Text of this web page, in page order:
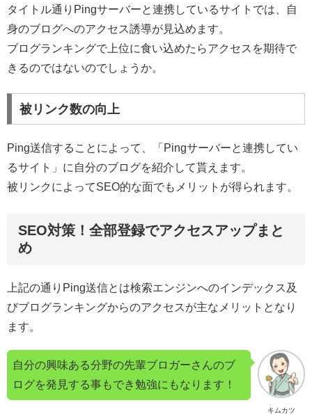
タイトル通りPingサーバーと連携しているサイトでは、自
身のブログへのアクセス誘導が見込めます。
ブログランキングで上位に食い込めたらアクセスを期待で
きるのではないのでしょうか。
被リンク数の向上
Ping送信することによって、「Pingサーバーと連携してい
るサイト」に自分のブログを紹介して貰えます。
被リンクによってSEO的な面でもメリットが得られます。
SEO対策！全部登録でアクセスアップまと
め
上記の通りPing送信とは検索エンジンへのインデックス及
びブログランキングからのアクセスが主なメリットとなり
ます。
キムカツ
自分の興味ある分野の先輩ブロガーさんのブ
ログを発見する事もでき勉強にもなります！